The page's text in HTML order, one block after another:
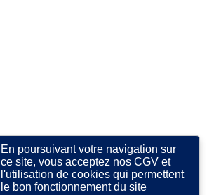
En poursuivant votre navigation sur
ce site, vous acceptez nos CGV et
l'utilisation de cookies qui permettent
le bon fonctionnement du site